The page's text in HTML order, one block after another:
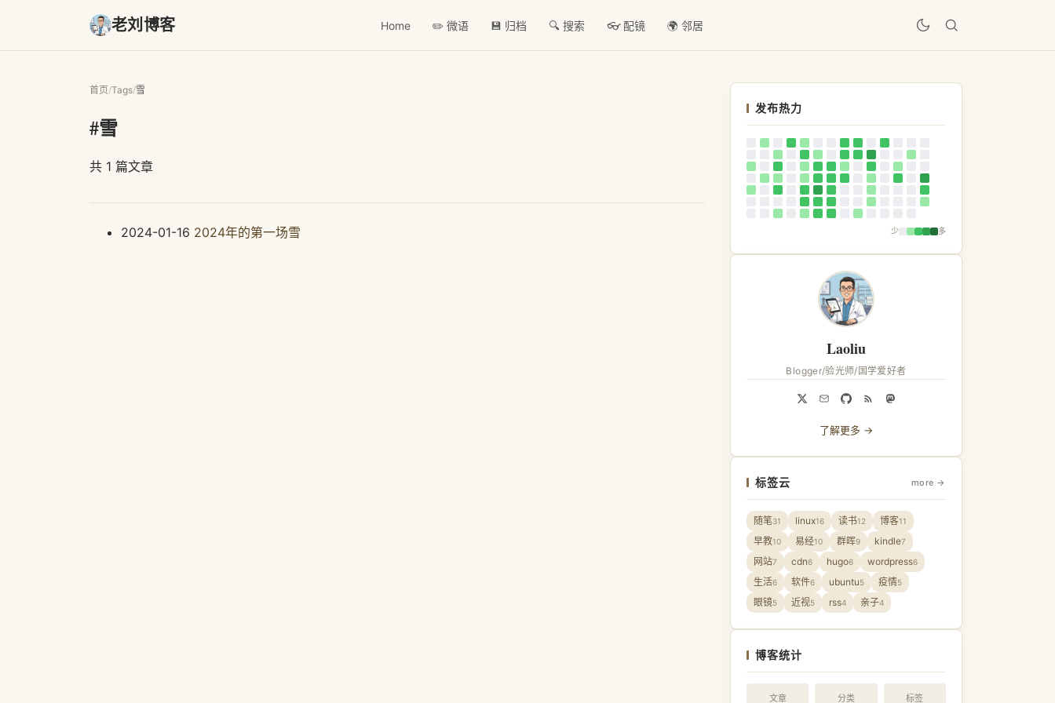
老刘博客 Home ✏️ 微语 💾 归档 🔍 搜索 👓 配镜 🌍 邻居
首页/Tags/雪
#雪
共 1 篇文章
2024-01-16 2024年的第一场雪
发布热力
少 多
Laoliu
Blogger/验光师/国学爱好者
了解更多 →
标签云 more →
随笔31 linux16 读书12 博客11
早教10 易经10 群晖9 kindle7
网站7 cdn6 hugo6 wordpress6
生活6 软件6 ubuntu5 疫情5
眼镜5 近视5 rss4 亲子4
博客统计
文章 分类 标签